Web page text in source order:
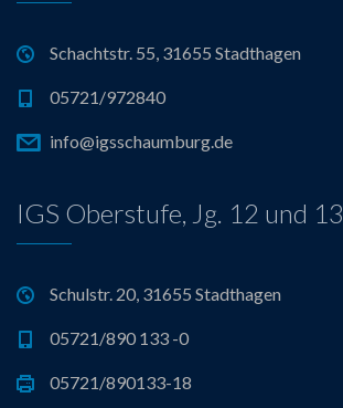
Schachtstr. 55, 31655 Stadthagen
05721/972840
info@igsschaumburg.de
IGS Oberstufe, Jg. 12 und 13
Schulstr. 20, 31655 Stadthagen
05721/890 133 -0
05721/890133-18